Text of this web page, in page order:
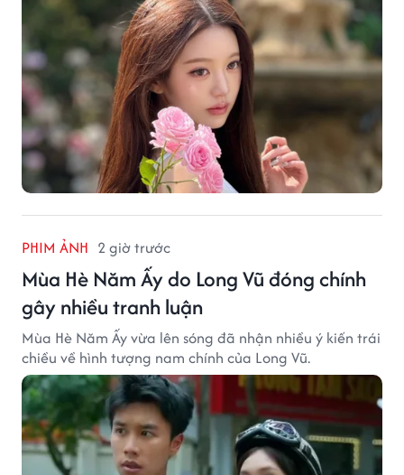
PHIM ẢNH 2 giờ trước
Mùa Hè Năm Ấy do Long Vũ đóng chính
gây nhiều tranh luận
Mùa Hè Năm Ấy vừa lên sóng đã nhận nhiều ý kiến trái
chiều về hình tượng nam chính của Long Vũ.